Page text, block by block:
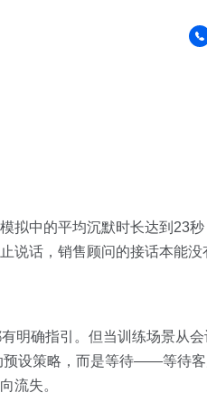
拟中的平均沉默时长达到23秒
说话，销售顾问的接话本能没
明确指引。但当训练场景从会
预设策略，而是等待——等待
流失。